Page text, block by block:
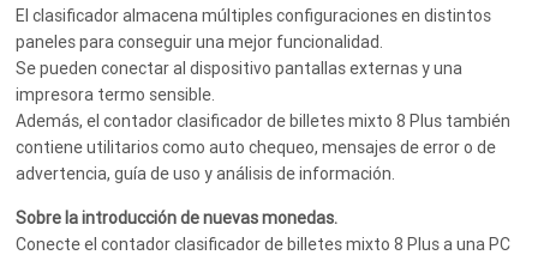
El clasificador almacena múltiples configuraciones en distintos
paneles para conseguir una mejor funcionalidad.
Se pueden conectar al dispositivo pantallas externas y una
impresora termo sensible.
Además, el contador clasificador de billetes mixto 8 Plus también
contiene utilitarios como auto chequeo, mensajes de error o de
advertencia, guía de uso y análisis de información.
Sobre la introducción de nuevas monedas.
Conecte el contador clasificador de billetes mixto 8 Plus a una PC